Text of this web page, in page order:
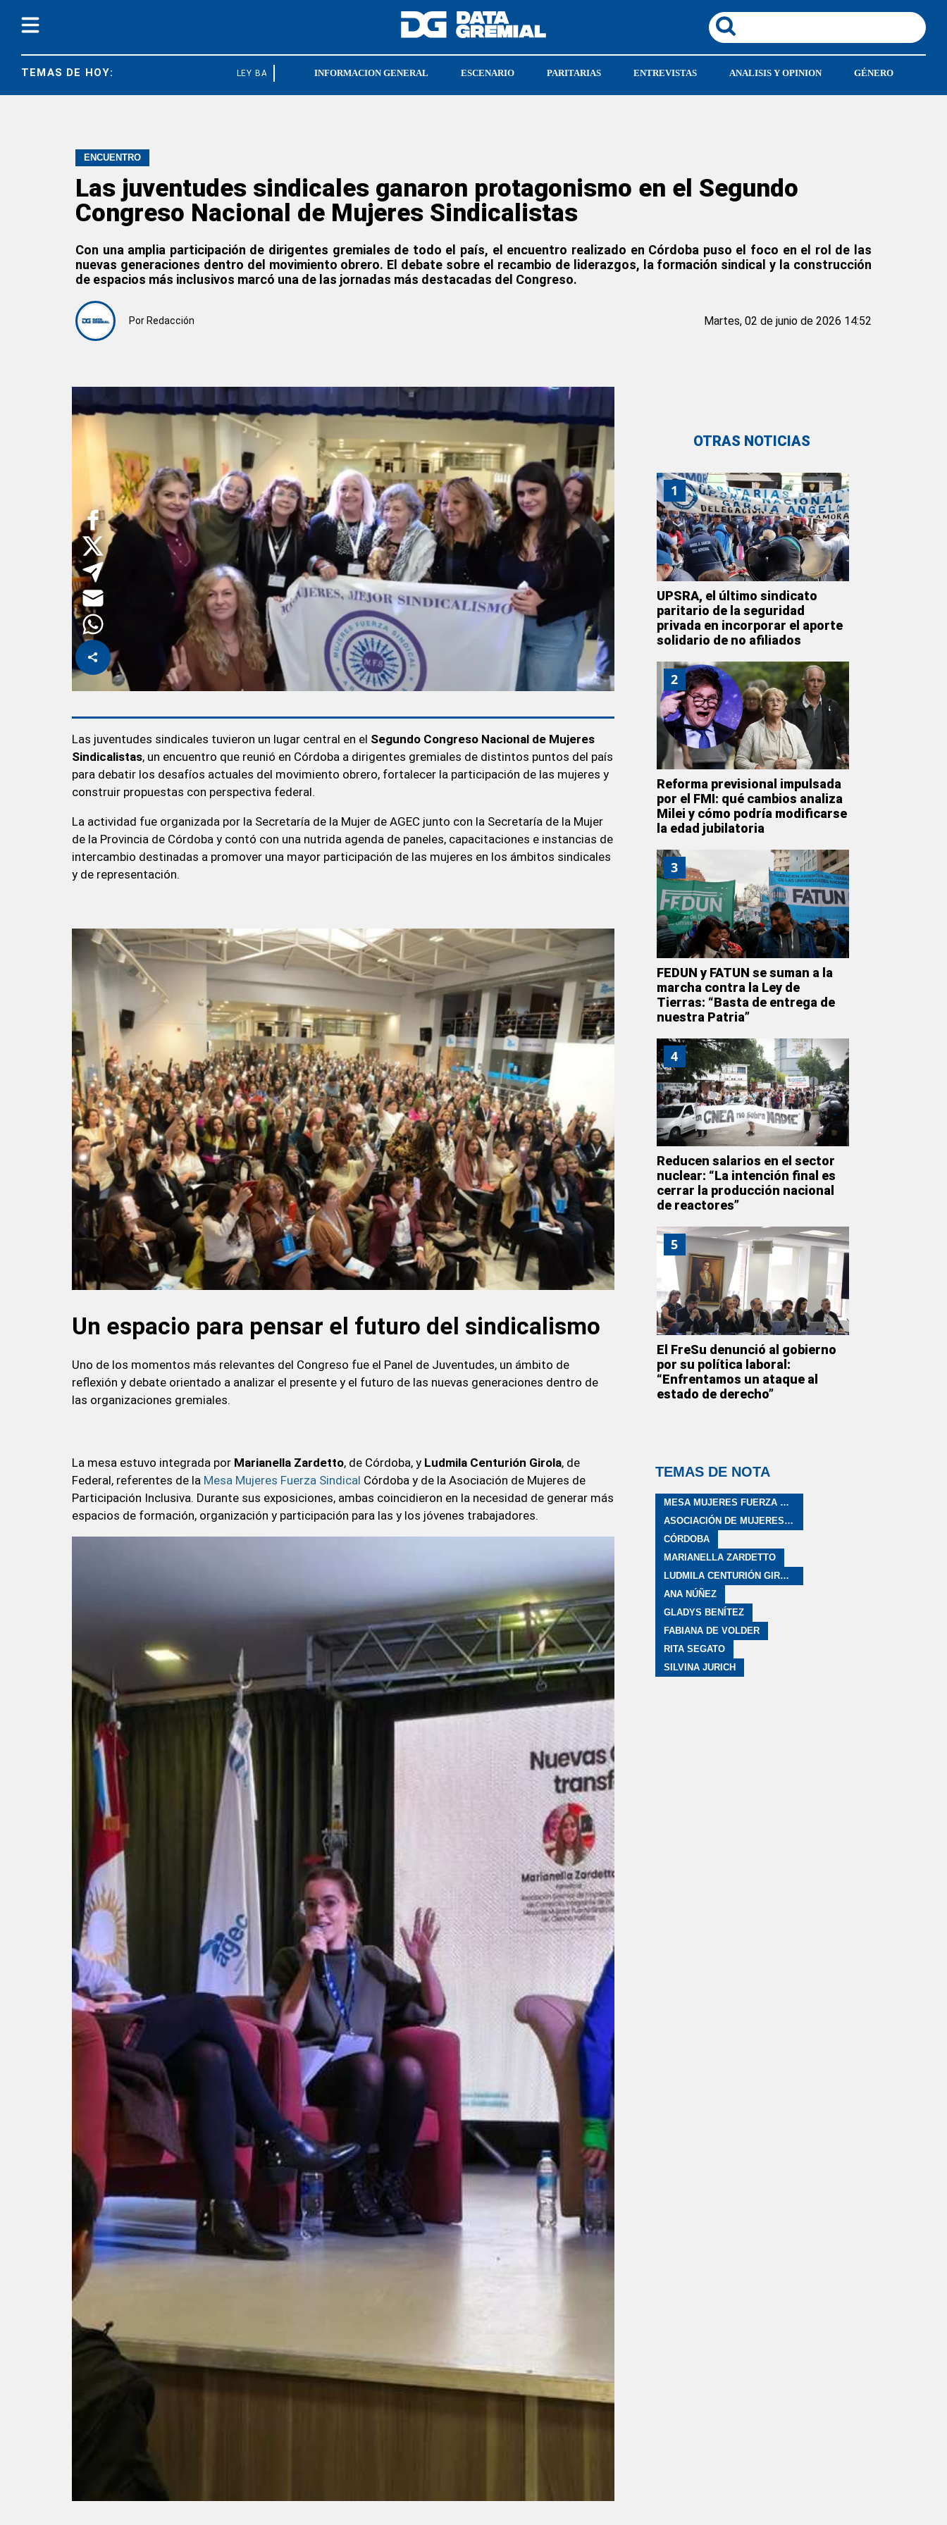
TEMAS DE HOY: LEY BASES CGT UPSRA
INFORMACION GENERAL ESCENARIO PARITARIAS ENTREVISTAS ANALISIS Y OPINION GÉNERO
ENCUENTRO
Las juventudes sindicales ganaron protagonismo en el Segundo
Congreso Nacional de Mujeres Sindicalistas
Con una amplia participación de dirigentes gremiales de todo el país, el encuentro realizado en Córdoba puso el foco en el rol de las
nuevas generaciones dentro del movimiento obrero. El debate sobre el recambio de liderazgos, la formación sindical y la construcción
de espacios más inclusivos marcó una de las jornadas más destacadas del Congreso.
Por Redacción Martes, 02 de junio de 2026 14:52
Las juventudes sindicales tuvieron un lugar central en el Segundo Congreso Nacional de Mujeres
Sindicalistas, un encuentro que reunió en Córdoba a dirigentes gremiales de distintos puntos del país
para debatir los desafíos actuales del movimiento obrero, fortalecer la participación de las mujeres y
construir propuestas con perspectiva federal.
La actividad fue organizada por la Secretaría de la Mujer de AGEC junto con la Secretaría de la Mujer
de la Provincia de Córdoba y contó con una nutrida agenda de paneles, capacitaciones e instancias de
intercambio destinadas a promover una mayor participación de las mujeres en los ámbitos sindicales
y de representación.
Un espacio para pensar el futuro del sindicalismo
Uno de los momentos más relevantes del Congreso fue el Panel de Juventudes, un ámbito de
reflexión y debate orientado a analizar el presente y el futuro de las nuevas generaciones dentro de
las organizaciones gremiales.
La mesa estuvo integrada por Marianella Zardetto, de Córdoba, y Ludmila Centurión Girola, de
Federal, referentes de la Mesa Mujeres Fuerza Sindical Córdoba y de la Asociación de Mujeres de
Participación Inclusiva. Durante sus exposiciones, ambas coincidieron en la necesidad de generar más
espacios de formación, organización y participación para las y los jóvenes trabajadores.
OTRAS NOTICIAS
1
UPSRA, el último sindicato
paritario de la seguridad
privada en incorporar el aporte
solidario de no afiliados
2
Reforma previsional impulsada
por el FMI: qué cambios analiza
Milei y cómo podría modificarse
la edad jubilatoria
3
FEDUN y FATUN se suman a la
marcha contra la Ley de
Tierras: “Basta de entrega de
nuestra Patria”
4
Reducen salarios en el sector
nuclear: “La intención final es
cerrar la producción nacional
de reactores”
5
El FreSu denunció al gobierno
por su política laboral:
“Enfrentamos un ataque al
estado de derecho”
TEMAS DE NOTA
MESA MUJERES FUERZA SINDICAL
ASOCIACIÓN DE MUJERES DE PARTICIPACIÓN INCLUSIVA
CÓRDOBA
MARIANELLA ZARDETTO
LUDMILA CENTURIÓN GIROLA
ANA NÚÑEZ
GLADYS BENÍTEZ
FABIANA DE VOLDER
RITA SEGATO
SILVINA JURICH